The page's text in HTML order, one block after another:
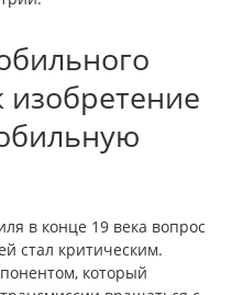
в конце 19 века вопрос
стал критическим.
который